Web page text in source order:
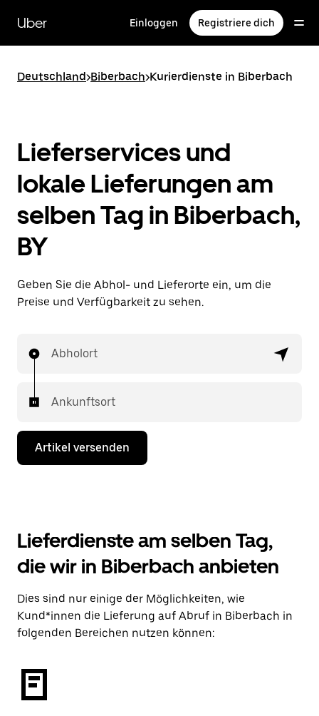
zum
Hauptinhalt
Uber Einloggen Registriere dich
Deutschland>Biberbach>Kurierdienste in Biberbach
Lieferservices und
lokale Lieferungen am
selben Tag in Biberbach,
BY
Geben Sie die Abhol- und Lieferorte ein, um die
Preise und Verfügbarkeit zu sehen.
Abholort
Ankunftsort
Artikel versenden
Lieferdienste am selben Tag,
die wir in Biberbach anbieten
Dies sind nur einige der Möglichkeiten, wie
Kund*innen die Lieferung auf Abruf in Biberbach in
folgenden Bereichen nutzen können: